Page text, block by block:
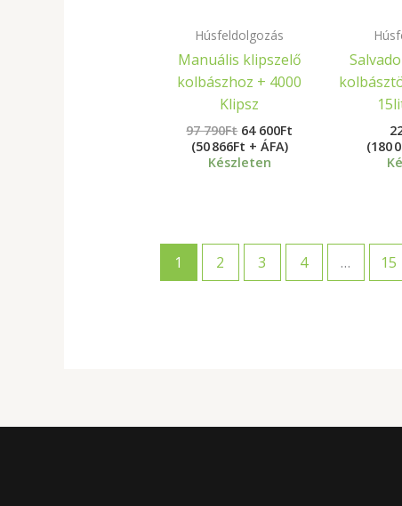
Húsfeldolgozás
Manuális klipszelő
kolbászhoz + 4000
Klipsz
97 790Ft 64 600Ft
(50 866Ft + ÁFA)
Készleten
(180
1 2 3 4 … 15